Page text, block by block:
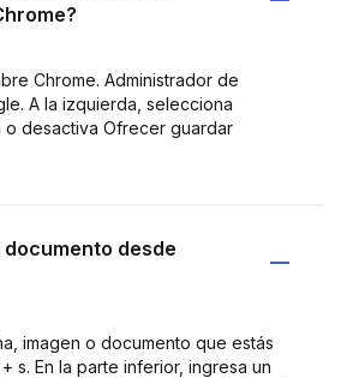
Chrome. Administrador de
A la izquierda, selecciona
o desactiva Ofrecer guardar
documento desde
imagen o documento que estás
s. En la parte inferior, ingresa un